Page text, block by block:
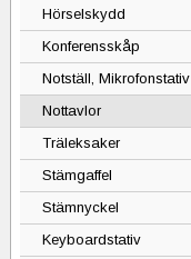
Hörselskydd
Konferensskåp
Notställ, Mikrofonstativ
Nottavlor
Träleksaker
Stämgaffel
Stämnyckel
Keyboardstativ